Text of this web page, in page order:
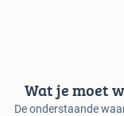
Wat je moet
De onderstaande